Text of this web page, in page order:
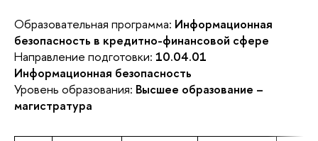
Образовательная программа: Информационная
безопасность в кредитно-финансовой сфере
Направление подготовки: 10.04.01
Информационная безопасность
Уровень образования: Высшее образование –
магистратура